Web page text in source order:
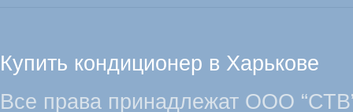
Купить кондиционер в Харькове
Все права принадлежат ООО